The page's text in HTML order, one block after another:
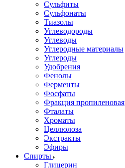
Сульфиты
Сульфонаты
Тиазолы
Углеводороды
Углеводы
Углеродные материалы
Углероды
Удобрения
Фенолы
Ферменты
Фосфаты
Фракция пропиленовая
Фталаты
Хроматы
Целлюлоза
Экстракты
Эфиры
Спирты
Глицерин